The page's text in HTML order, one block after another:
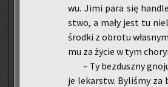
wu. Jimi para się
stwo, a mały jest tu
środ­ki z ob­ro­tu
mu za życie w tym
– Ty bez­dusz­ny
je le­karstw. By­li­śmy